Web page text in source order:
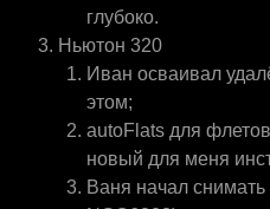
глубоко.
Ньютон 320
Иван осваивал
этом;
autoFlats для
новый для меня
Ваня начал